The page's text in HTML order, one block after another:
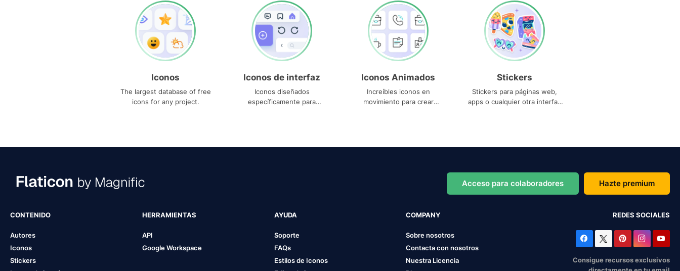
Iconos
The largest database of free
icons for any project.
Iconos de interfaz
Iconos diseñados
específicamente para
Iconos Animados
Increíbles iconos en
movimiento para crear
Stickers
Stickers para páginas web,
apps o cualquier otra interfaz
Acceso para colaboradores Hazte premium
CONTENIDO
Autores
Iconos
Stickers
HERRAMIENTAS
API
Google Workspace
AYUDA
Soporte
FAQs
Estilos de Iconos
COMPANY
Sobre nosotros
Contacta con nosotros
Nuestra Licencia
REDES SOCIALES
Consigue recursos exclusivos